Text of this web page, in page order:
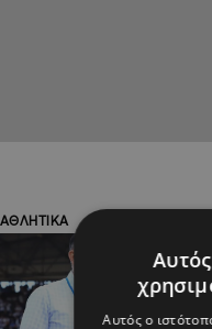
ΑΘΛΗΤΙΚΑ
Αυτός ο